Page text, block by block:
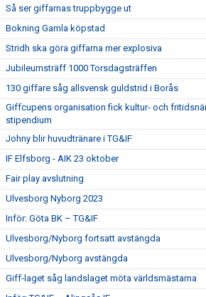
Så ser giffarnas truppbygge ut
Bokning Gamla köpstad
Stridh ska göra giffarna mer explosiva
Jubileumsträff 1000 Torsdagsträffen
130 giffare såg allsvensk guldstrid i Borås
Giffcupens organisation fick kultur- och
stipendium
Johny blir huvudtränare i TG&IF
IF Elfsborg - AIK 23 oktober
Fair play avslutning
Ulvesborg Nyborg 2023
Inför: Göta BK – TG&IF
Ulvesborg/Nyborg fortsatt avstängda
Ulvesborg/Nyborg avstängda
Giff-laget såg landslaget möta världsmästarna